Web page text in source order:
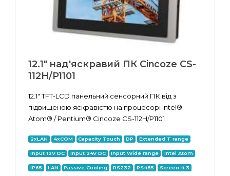
12.1" над'яскравий ПК Cincoze CS-
112H/P1101
12.1" TFT-LCD панельний сенсорний ПК від з
підвищеною яскравістю на процесорі Intel®
Atom® / Pentium® Cincoze CS-112H/P1101
2xLAN 4xCOM Capacity Touch DP Extended T range
Input 12V DC Input 24V DC Input Wide range Intel Atom
IP65 LAN Passive Cooling RS232 RS485 Screen 4:3